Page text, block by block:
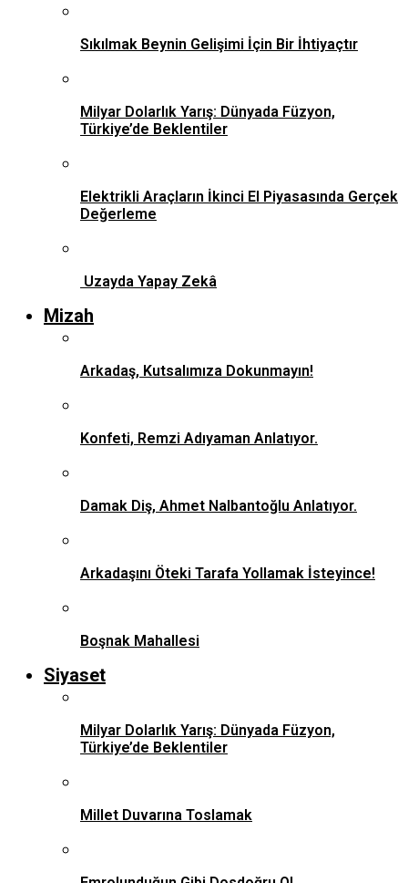
Sıkılmak Beynin Gelişimi İçin Bir İhtiyaçtır
Milyar Dolarlık Yarış: Dünyada Füzyon,
Türkiye’de Beklentiler
Elektrikli Araçların İkinci El Piyasasında Gerçek
Değerleme
Uzayda Yapay Zekâ
Mizah
Arkadaş, Kutsalımıza Dokunmayın!
Konfeti, Remzi Adıyaman Anlatıyor.
Damak Diş, Ahmet Nalbantoğlu Anlatıyor.
Arkadaşını Öteki Tarafa Yollamak İsteyince!
Boşnak Mahallesi
Siyaset
Milyar Dolarlık Yarış: Dünyada Füzyon,
Türkiye’de Beklentiler
Millet Duvarına Toslamak